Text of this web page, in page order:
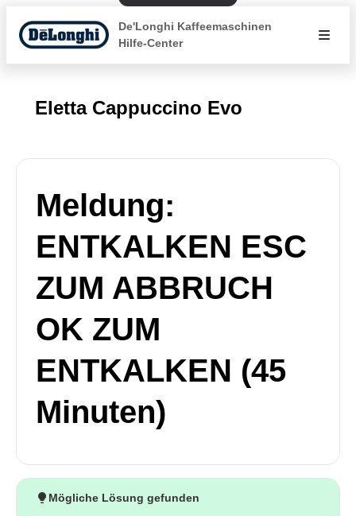
De'Longhi Kaffeemaschinen
Hilfe-Center
Eletta Cappuccino Evo
Meldung:
ENTKALKEN ESC
ZUM ABBRUCH
OK ZUM
ENTKALKEN (45
Minuten)
Mögliche Lösung gefunden